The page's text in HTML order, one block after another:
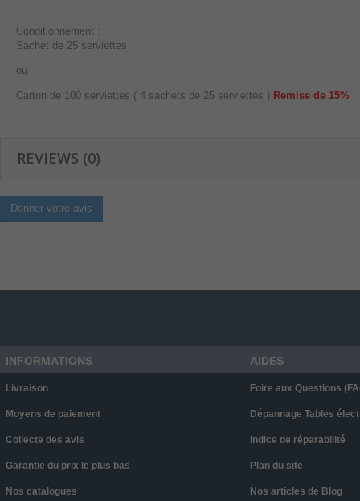
Conditionnement :
Sachet de 25 serviettes
ou
Carton de 100 serviettes ( 4 sachets de 25 serviettes ) Remise de 15%
REVIEWS (0)
Donner votre avis
INFORMATIONS
Livraison
Moyens de paiement
Collecte des avis
Garantie du prix le plus bas
Nos catalogues
AIDES
Foire aux Questions
Dépannage Tables
Indice de réparabilité
Plan du site
Nos articles de Blog